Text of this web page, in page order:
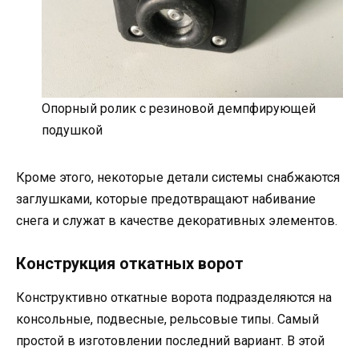
Опорный ролик с резиновой демпфирующей
подушкой
Кроме этого, некоторые детали системы снабжаются
заглушками, которые предотвращают набивание
снега и служат в качестве декоративных элементов.
Конструкция откатных ворот
Конструктивно откатные ворота подразделяются на
консольные, подвесные, рельсовые типы. Самый
простой в изготовлении последний вариант. В этой